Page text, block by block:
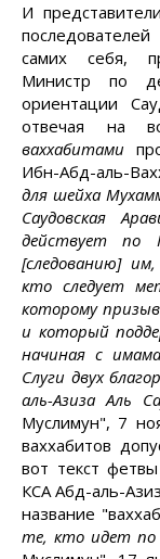
И
самих себя,
Министр по
ориентации
отвечая на
ваххабитами
Ибн-Абд-аль-
для шейха
Саудовская
действует по
[следованию]
кто следует
которому
и который
начиная с
Слуги двух
аль-Азиза Аль
Муслимун", 7
ваххабитов
вот текст
КСА Абд-аль-
название
те, кто идет по